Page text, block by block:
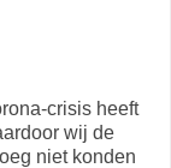
crisis heeft
wij de
niet konden